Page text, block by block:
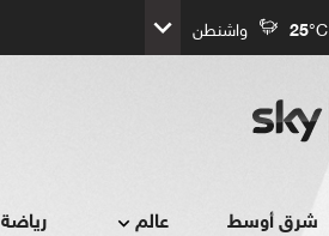
25°C واشنطن
شرق أوسط عالم رياضة